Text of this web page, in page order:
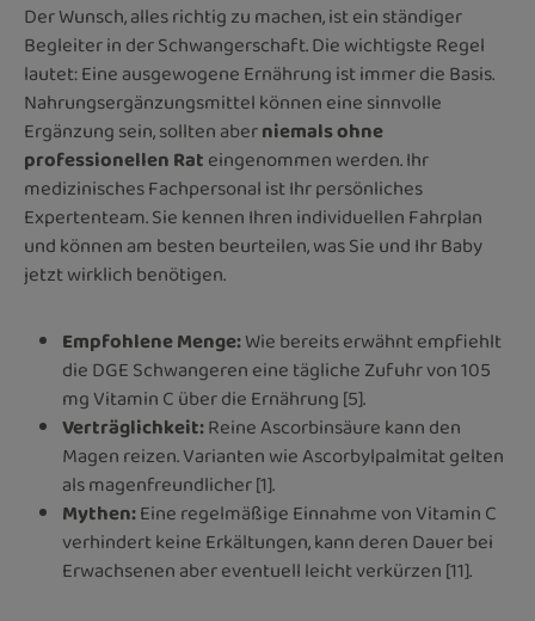
Der Wunsch, alles richtig zu machen, ist ein ständiger
Begleiter in der Schwangerschaft. Die wichtigste Regel
lautet: Eine ausgewogene Ernährung ist immer die Basis.
Nahrungsergänzungsmittel können eine sinnvolle
Ergänzung sein, sollten aberniemals ohne
professionellen Rateingenommen werden. Ihr
medizinisches Fachpersonal ist Ihr persönliches
Expertenteam. Sie kennen Ihren individuellen Fahrplan
und können am besten beurteilen, was Sie und Ihr Baby
jetzt wirklich benötigen.
Empfohlene Menge:Wie bereits erwähnt empfiehlt
die DGE Schwangeren eine tägliche Zufuhr von 105
mg Vitamin C über die Ernährung [5].
Verträglichkeit:Reine Ascorbinsäure kann den
Magen reizen. Varianten wie Ascorbylpalmitat gelten
als magenfreundlicher [1].
Mythen:Eine regelmäßige Einnahme von Vitamin C
verhindert keine Erkältungen, kann deren Dauer bei
Erwachsenen aber eventuell leicht verkürzen [11].